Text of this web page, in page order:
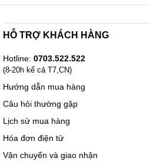
HỖ TRỢ KHÁCH HÀNG
Hotline: 0703.522.522
(8-20h kể cả T7,CN)
Hướng dẫn mua hàng
Câu hỏi thường gặp
Lịch sử mua hàng
Hóa đơn điện tử
Vận chuyển và giao nhận